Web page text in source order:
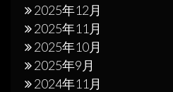
2025年12月
2025年11月
2025年10月
2025年9月
2024年11月